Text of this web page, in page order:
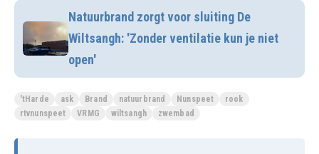
Natuurbrand zorgt voor sluiting De
Wiltsangh: 'Zonder ventilatie kun je niet
open'
'tHarde ask Brand natuurbrand Nunspeet
rook
rtvnunspeet
VRMG wiltsangh zwembad